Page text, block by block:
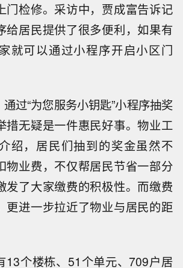
门检修。采访中，贾成富告诉记
给居民提供了很多便利，如果有
就可以通过小程序开启小区门
过“为您服务小钥匙”小程序抽奖
措无疑是一件惠民好事。物业工
绍，居民们抽到的奖金虽然不
物业费，不仅帮居民节省一部分
发了大家缴费的积极性。而缴费
更进一步拉近了物业与居民的距
13个楼栋、51个单元、709户居